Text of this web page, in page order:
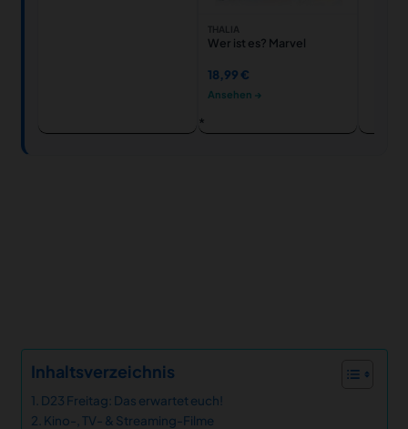
THALIA
Wer ist es? Marvel
18,99 €
Ansehen →
Inhaltsverzeichnis
D23 Freitag: Das erwartet euch!
Kino-, TV- & Streaming-Filme